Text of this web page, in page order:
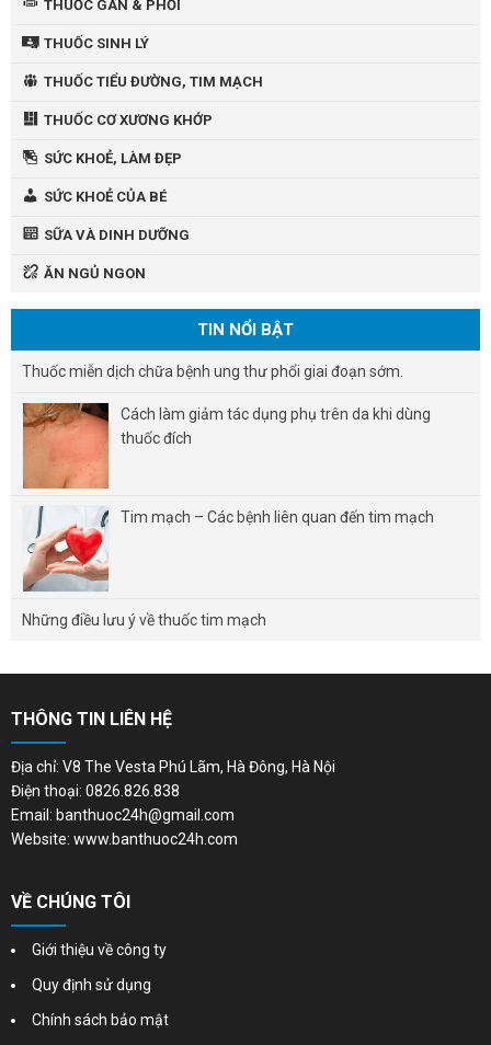
THUỐC GAN & PHỔI
THUỐC SINH LÝ
THUỐC TIỂU ĐƯỜNG, TIM MẠCH
THUỐC CƠ XƯƠNG KHỚP
SỨC KHOẺ, LÀM ĐẸP
SỨC KHOẺ CỦA BÉ
SỮA VÀ DINH DƯỠNG
ĂN NGỦ NGON
TIN NỔI BẬT
Thuốc miễn dịch chữa bệnh ung thư phổi giai đoạn sớm.
Cách làm giảm tác dụng phụ trên da khi dùng
thuốc đích
Tim mạch – Các bệnh liên quan đến tim mạch
Những điều lưu ý về thuốc tim mạch
THÔNG TIN LIÊN HỆ
Địa chỉ: V8 The Vesta Phú Lãm, Hà Đông, Hà Nội
Điện thoại: 0826.826.838
Email: banthuoc24h@gmail.com
Website: www.banthuoc24h.com
VỀ CHÚNG TÔI
Giới thiệu về công ty
Quy định sử dụng
Chính sách bảo mật